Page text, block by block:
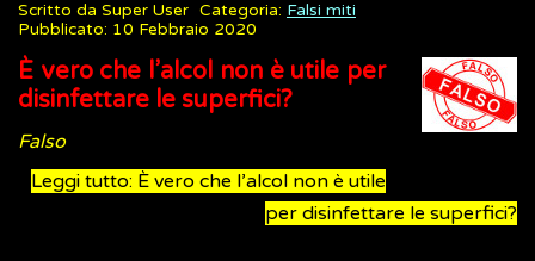
Scritto da Super User Categoria: Falsi miti
Pubblicato: 10 Febbraio 2020
È vero che l’alcol non è utile per
disinfettare le superfici?
Falso
Leggi tutto: È vero che l’alcol non è utile
per disinfettare le superfici?